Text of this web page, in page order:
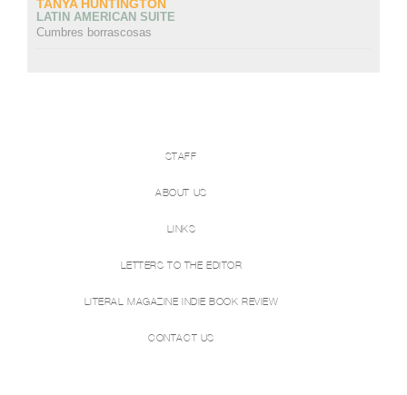
TANYA HUNTINGTON
LATIN AMERICAN SUITE
Cumbres borrascosas
STAFF
ABOUT US
LINKS
LETTERS TO THE EDITOR
LITERAL MAGAZINE INDIE BOOK REVIEW
CONTACT US